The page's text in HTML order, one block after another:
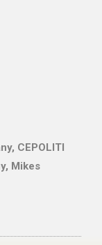
, CEPOLITI
Mikes